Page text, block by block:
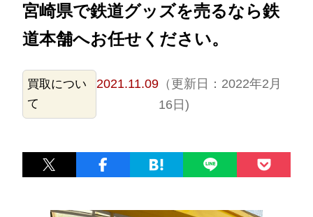
宮崎県で鉄道グッズを売るなら鉄
道本舗へお任せください。
買取につい
て
2021.11.09（更新日：2022年2月
16日)